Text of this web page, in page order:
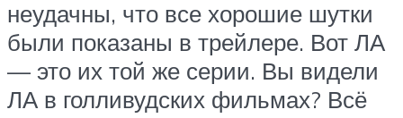
неудачны, что все хорошие шутки
были показаны в трейлере. Вот ЛА
— это их той же серии. Вы видели
ЛА в голливудских фильмах? Всё